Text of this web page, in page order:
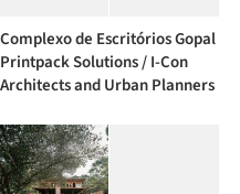
Complexo de Escritórios Gopal
Printpack Solutions / I-Con
Architects and Urban Planners